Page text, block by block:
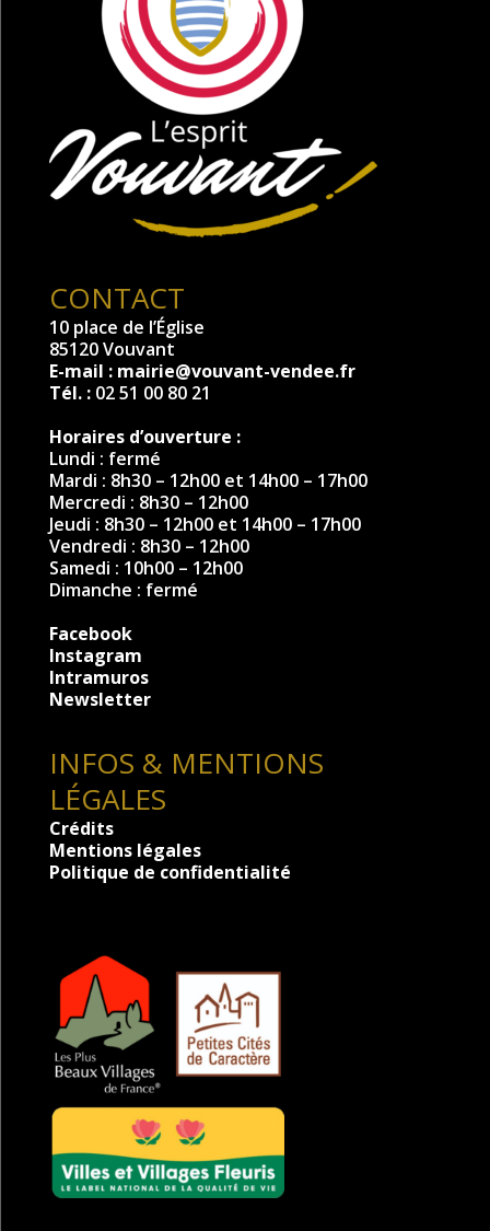
CONTACT
10 place de l’Église
85120 Vouvant
E-mail : mairie@vouvant-vendee.fr
Tél. : 02 51 00 80 21
Horaires d’ouverture :
Lundi : fermé
Mardi : 8h30 – 12h00 et 14h00 – 17h00
Mercredi : 8h30 – 12h00
Jeudi : 8h30 – 12h00 et 14h00 – 17h00
Vendredi : 8h30 – 12h00
Samedi : 10h00 – 12h00
Dimanche : fermé
Facebook
Instagram
Intramuros
Newsletter
INFOS & MENTIONS
LÉGALES
Crédits
Mentions légales
Politique de confidentialité